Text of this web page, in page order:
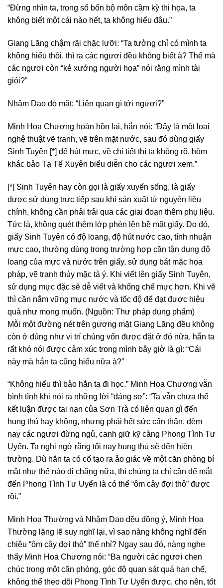
“Đừng nhìn ta, trong số bốn bộ môn cầm kỳ thi họa, ta
không biết một cái nào hết, ta không hiểu đâu.”
Giang Lăng chậm rãi chặc lưỡi: “Ta tưởng chỉ có mình ta
không hiểu thôi, thì ra các ngươi đều không biết à? Thế mà
các ngươi còn “kẻ xướng người họa” nói rằng mình tài
giỏi?”
Nhậm Dao đỏ mặt: “Liên quan gì tới ngươi?”
Minh Hoa Chương hoàn hồn lại, hắn nói: “Đây là một loại
nghệ thuật vẽ tranh, vẽ trên mặt nước, sau đó dùng giấy
Sinh Tuyên [*] để hút mực, về chi tiết thì ta không rõ, hôm
khác bảo Tạ Tế Xuyên biểu diễn cho các ngươi xem.”
[*] Sinh Tuyên hay còn gọi là giấy xuyến sống, là giấy
được sử dụng trực tiếp sau khi sản xuất từ nguyên liệu
chính, không cần phải trải qua các giai đoạn thêm phụ liệu.
Tức là, không quét thêm lớp phèn lên bề mặt giấy. Do đó,
giấy Sinh Tuyên có độ loang, độ hút nước cao, tính nhuận
mực cao, thường dùng trong trường hợp cần tận dụng độ
loang của mực và nước trên giấy, sử dụng bát mặc họa
pháp, vẽ tranh thủy mặc tả ý. Khi viết lên giấy Sinh Tuyên,
sử dụng mực đặc sẽ dễ viết và khống chế mực hơn. Khi vẽ
thì cần nắm vững mực nước và tốc độ để đạt được hiệu
quả như mong muốn. (Nguồn: Thư pháp dụng phẩm)
Mỗi một đường nét trên gương mặt Giang Lăng đều không
còn ở đúng như vị trí chúng vốn được đặt ở đó nữa, hắn ta
rất khó nói được cảm xúc trong mình bây giờ là gì: “Cái
này mà hắn ta cũng hiểu nữa à?”
“Không hiểu thì bảo hắn ta đi học.” Minh Hoa Chương vẫn
bình tĩnh khi nói ra những lời “đáng sợ”: “Ta vẫn chưa thể
kết luận được tai nạn của Sơn Trà có liên quan gì đến
hung thủ hay không, nhưng phải hết sức cẩn thận, đêm
nay các ngươi đừng ngủ, canh giữ kỹ càng Phong Tình Tư
Uyển. Ta nghi ngờ rằng tối nay hung thủ sẽ đến hiện
trường. Dù hắn ta có cố tạo ra ảo giác về một căn phòng bí
mật như thế nào đi chăng nữa, thì chúng ta chỉ cần để mắt
đến Phong Tình Tư Uyển là có thể “ôm cây đợi thỏ” được
rồi.”
Minh Hoa Thường và Nhậm Dao đều đồng ý, Minh Hoa
Thường lặng lẽ suy nghĩ lại, vì sao nàng không nghĩ đến
chiêu “ôm cây đợi thỏ” thế nhỉ? Ngay sau đó, nàng nghe
thấy Minh Hoa Chương nói: “Ba người các ngươi chen
chúc trong một căn phòng, góc độ quan sát quá hạn chế,
không thể theo dõi Phong Tình Tư Uyển được, cho nên, tốt